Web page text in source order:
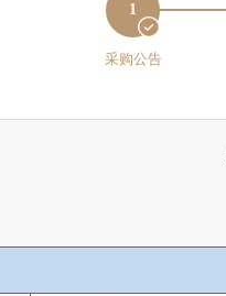
1
采购公告